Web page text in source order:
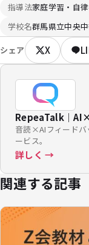
指導法家庭学習・自
学校名群馬県立中央
シェア X
RepeaTalk｜
音読×AIフィードバ
ービス。
詳しく →
関連する記事